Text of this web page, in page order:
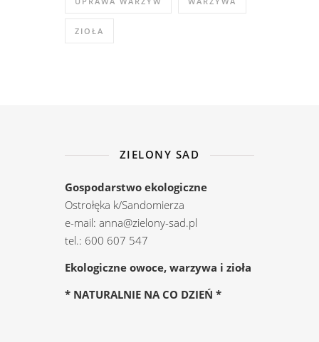
ZIOŁA
ZIELONY SAD
Gospodarstwo ekologiczne
Ostrołęka k/Sandomierza
e-mail: anna@zielony-sad.pl
tel.: 600 607 547
Ekologiczne owoce, warzywa i zioła
* NATURALNIE NA CO DZIEŃ *